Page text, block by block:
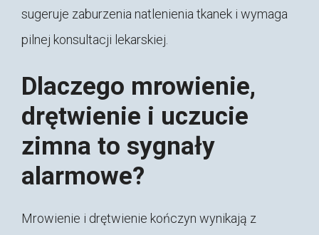
sugeruje zaburzenia natlenienia tkanek i wymaga
pilnej konsultacji lekarskiej.
Dlaczego mrowienie,
drętwienie i uczucie
zimna to sygnały
alarmowe?
Mrowienie i drętwienie kończyn wynikają z